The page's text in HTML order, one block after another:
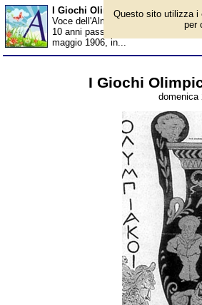
I Giochi Olimpici intermedi di
Voce dell'Almanacco del 22 aprile,
10 anni passati dalle prime
maggio 1906, in...
I Giochi
domenica
Questo sito utilizza i
per